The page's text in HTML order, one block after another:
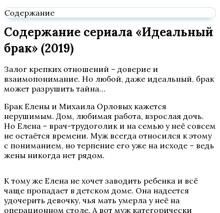
Содержание
Содержание сериала «Идеальный
брак» (2019)
Залог крепких отношений – доверие и
взаимопонимание. Но любой, даже идеальный, брак
может разрушить тайна…
Брак Елены и Михаила Орловых кажется
нерушимым. Дом, любимая работа, взрослая дочь.
Но Елена – врач-трудоголик и на семью у неё совсем
не остаётся времени. Муж всегда относился к этому
с пониманием, но терпение его уже на исходе – ведь
жены никогда нет рядом.
К тому же Елена не хочет заводить ребенка и всё
чаще пропадает в детском доме. Она надеется
удочерить девочку, чья мать умерла у неё на
операционном столе. А вот муж категорически